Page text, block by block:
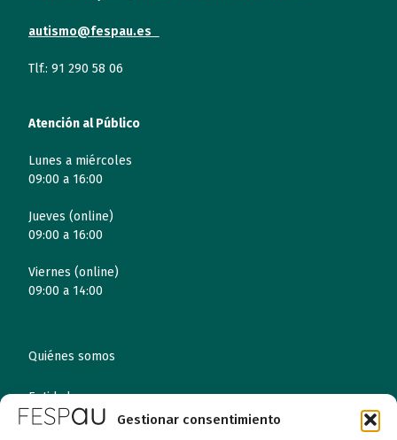
Gestionar consentimiento
autismo@fespau.es
Tlf.: 91 290 58 06
Atención al Público
Lunes a miércoles
09:00 a 16:00
Jueves (online)
09:00 a 16:00
Viernes (online)
09:00 a 14:00
Quiénes somos
Entidades